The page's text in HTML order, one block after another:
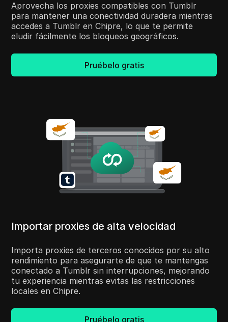
Aprovecha los proxies compatibles con Tumblr
para mantener una conectividad duradera mientras
accedes a Tumblr en Chipre, lo que te permite
eludir fácilmente los bloqueos geográficos.
Pruébelo gratis
Importar proxies de alta velocidad
Importa proxies de terceros conocidos por su alto
rendimiento para asegurarte de que te mantengas
conectado a Tumblr sin interrupciones, mejorando
tu experiencia mientras evitas las restricciones
locales en Chipre.
Pruébelo gratis